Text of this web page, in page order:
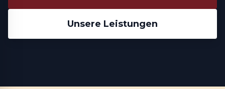
Unsere Leistungen